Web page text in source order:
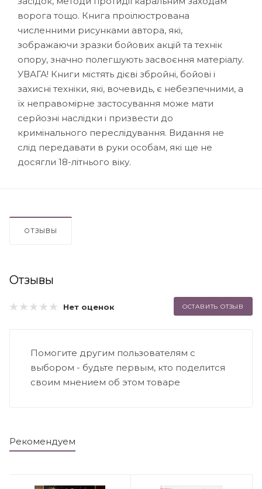
ворога тощо. Книга проілюстрована
численними рисунками автора, які,
зображаючи зразки бойових акцій та технік
опору, значно полегшують засвоєння матеріалу.
УВАГА! Книги містять дієві збройні, бойові і
захисні техніки, які, вочевидь, є небезпечними, а
їх неправомірне застосування може мати
серйозні наслідки і призвести до
кримінального переслідування. Видання не
слід передавати в руки особам, які ще не
досягли 18-літнього віку.
ОТЗЫВЫ
Отзывы
Нет оценок ОСТАВИТЬ ОТЗЫВ
Помогите другим пользователям с
выбором - будьте первым, кто поделится
своим мнением об этом товаре
Рекомендуем